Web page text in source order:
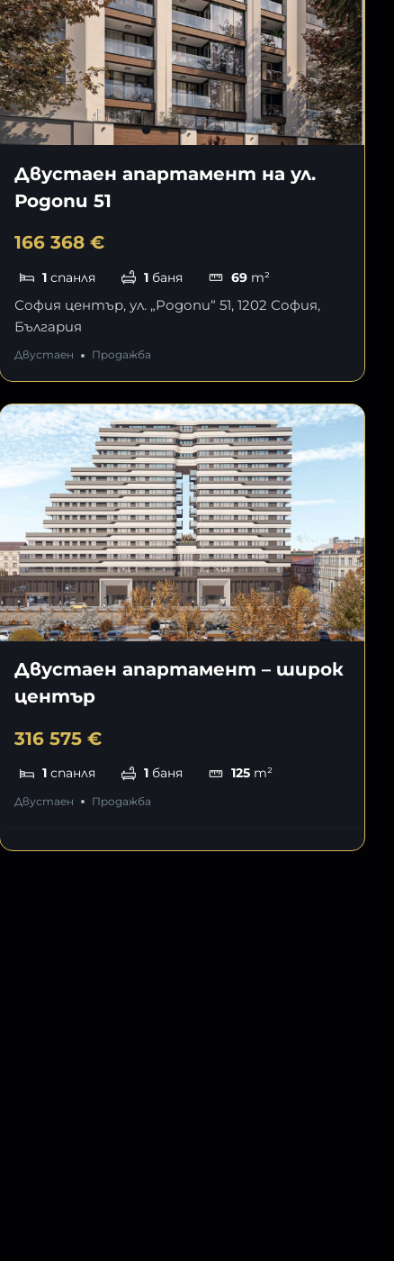
Двустаен апартамент на ул.
Родопи 51
166 368 €
1 спанля 1 баня 69 m²
София център, ул. „Родопи“ 51, 1202 София,
България
Двустаен Продажба
Двустаен апартамент – широк
център
316 575 €
1 спанля 1 баня 125 m²
Двустаен Продажба